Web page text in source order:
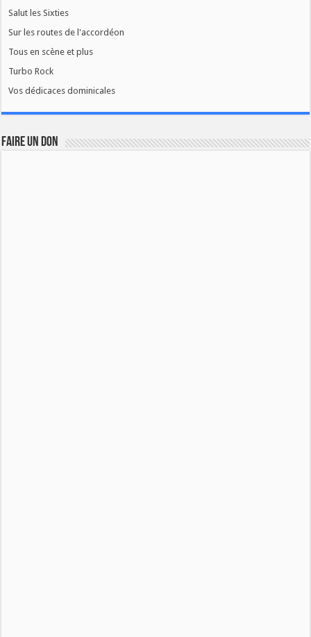
Salut les Sixties
Sur les routes de l'accordéon
Tous en scène et plus
Turbo Rock
Vos dédicaces dominicales
FAIRE UN DON